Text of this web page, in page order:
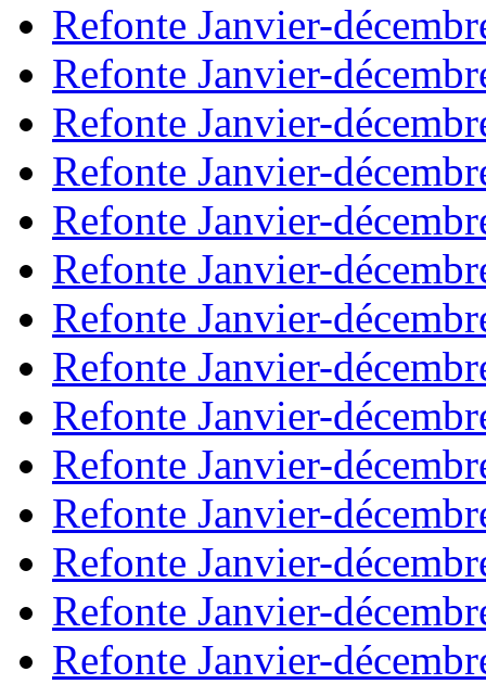
Refonte Janvier-
Refonte Janvier-
Refonte Janvier-
Refonte Janvier-
Refonte Janvier-
Refonte Janvier-
Refonte Janvier-
Refonte Janvier-
Refonte Janvier-
Refonte Janvier-
Refonte Janvier-
Refonte Janvier-
Refonte Janvier-
Refonte Janvier-